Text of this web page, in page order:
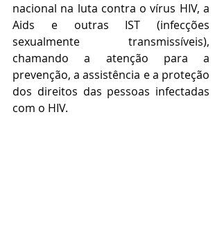
nacional na luta contra o vírus HIV, a
Aids e outras IST (infecções
sexualmente transmissíveis),
chamando a atenção para a
prevenção, a assistência e a proteção
dos direitos das pessoas infectadas
com o HIV.